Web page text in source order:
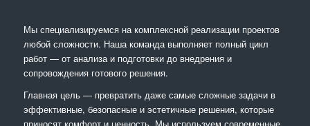
Мы специализируемся на комплексной реализации проектов
любой сложности. Наша команда выполняет полный цикл
работ — от анализа и подготовки до внедрения и
сопровождения готового решения.
Главная цель — превратить даже самые сложные задачи в
эффективные, безопасные и эстетичные решения, которые